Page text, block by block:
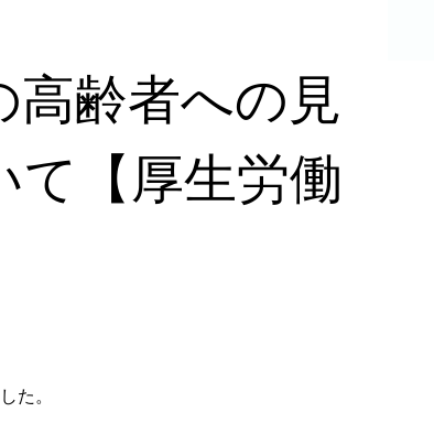
高齢者への見
て【厚生労働
た。